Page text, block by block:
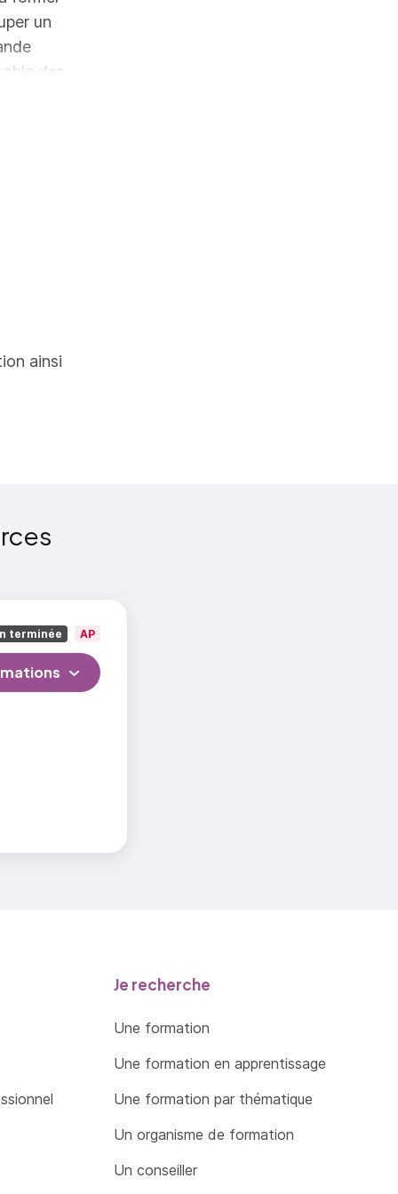
un
des
ainsi
terminée AP
Je recherche
Une formation
Une formation en apprentissage
Une formation par thématique
Un organisme de formation
Un conseiller